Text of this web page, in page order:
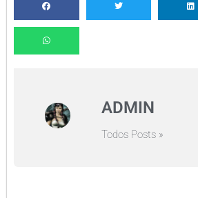
ADMIN
Todos Posts »